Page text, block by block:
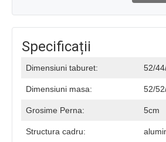
Specificații
Dimensiuni taburet: 52/
Dimensiuni masa: 52/
Grosime Perna: 5cm
Structura cadru: